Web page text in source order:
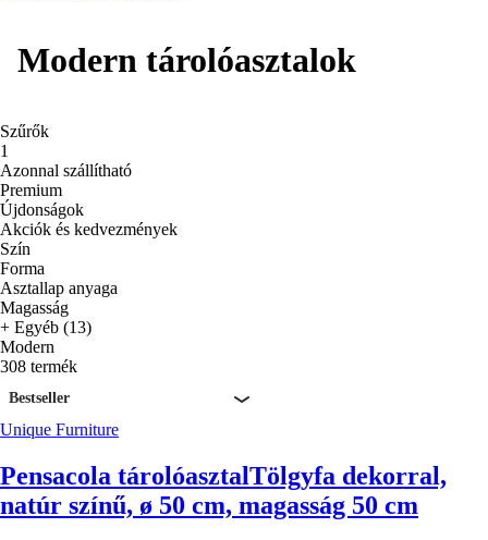
Modern tárolóasztalok
Szűrők
1
Azonnal szállítható
Premium
Újdonságok
Akciók és kedvezmények
Szín
Forma
Asztallap anyaga
Magasság
+ Egyéb (13)
Modern
308 termék
Bestseller
Unique Furniture
Pensacola tárolóasztalTölgyfa dekorral,
natúr színű, ø 50 cm, magasság 50 cm